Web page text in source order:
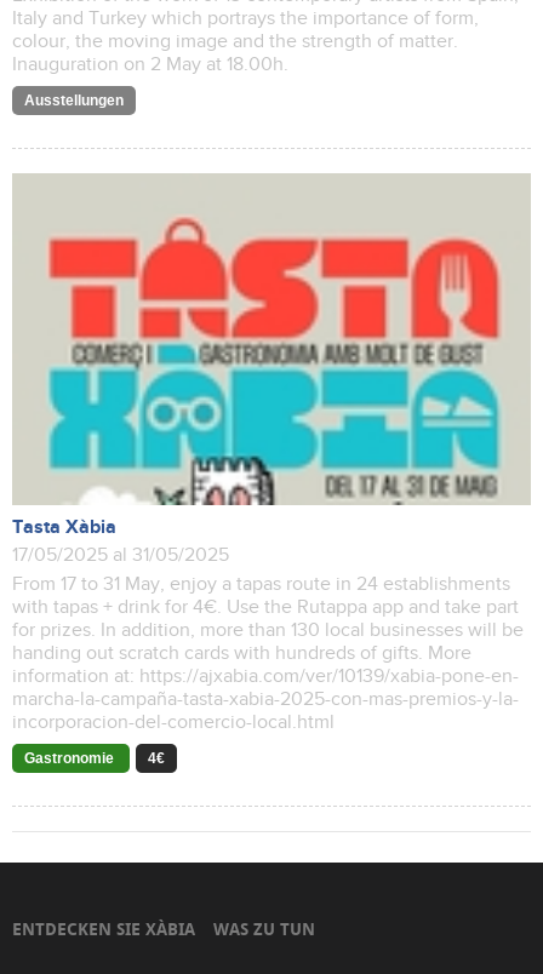
Italy and Turkey which portrays the importance of form,
colour, the moving image and the strength of matter.
Inauguration on 2 May at 18.00h.
Ausstellungen
Tasta Xàbia
17/05/2025 al 31/05/2025
From 17 to 31 May, enjoy a tapas route in 24 establishments
with tapas + drink for 4€. Use the Rutappa app and take part
for prizes. In addition, more than 130 local businesses will be
handing out scratch cards with hundreds of gifts. More
information at: https://ajxabia.com/ver/10139/xabia-pone-en-
marcha-la-campaña-tasta-xabia-2025-con-mas-premios-y-la-
incorporacion-del-comercio-local.html
Gastronomie 4€
ENTDECKEN SIE XÀBIA WAS ZU TUN